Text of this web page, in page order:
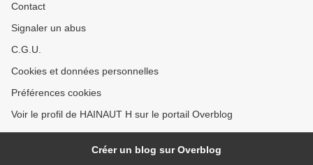
Contact
Signaler un abus
C.G.U.
Cookies et données personnelles
Préférences cookies
Voir le profil de HAINAUT H sur le portail Overblog
Créer un blog sur Overblog